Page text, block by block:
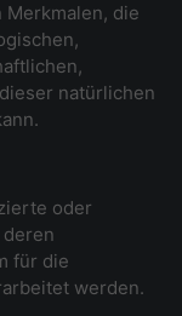
die
natürlichen
oder
für die
werden.